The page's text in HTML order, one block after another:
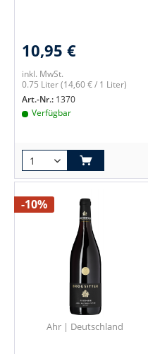
10,95 €
inkl. MwSt.
0.75 Liter(14,60 € / 1 Liter)
Art.-Nr.: 1370
Verfügbar
-10%
Ahr | Deutschland